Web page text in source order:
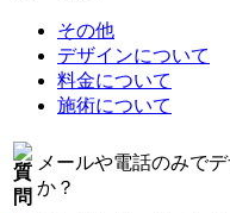
その他
デザインについて
料金について
施術について
メールや電話のみで
か？